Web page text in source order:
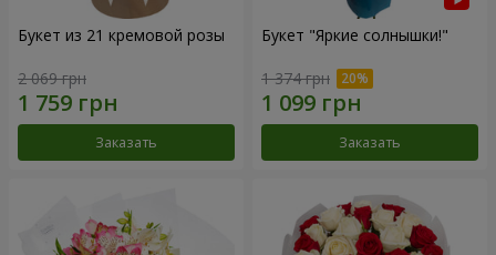
Букет из 21 кремовой розы
2 069 грн
Заказать
Букет "Яркие солнышки!"
1 374 грн
Заказать